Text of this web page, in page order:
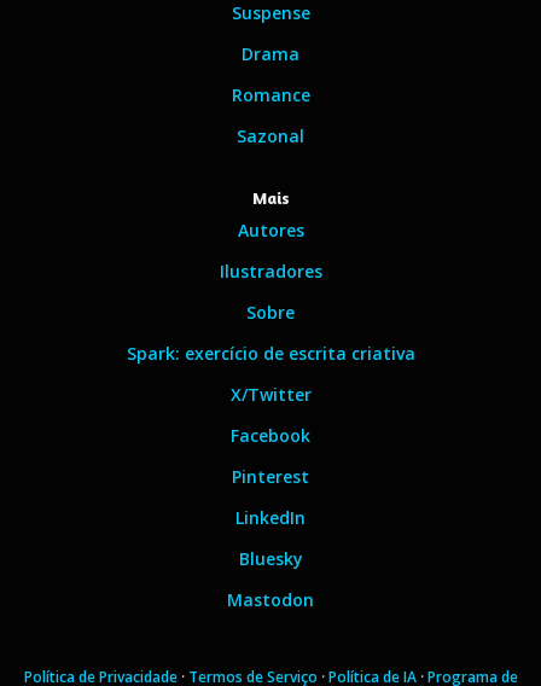
Suspense
Drama
Romance
Sazonal
Mais
Autores
Ilustradores
Sobre
Spark: exercício de escrita criativa
X/Twitter
Facebook
Pinterest
LinkedIn
Bluesky
Mastodon
Política de Privacidade· Termos de Serviço ·Política de IA·Programa de